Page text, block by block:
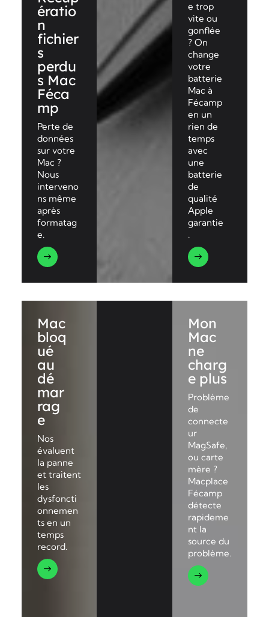
ératio
n
fichier
s
perdu
s Mac
Féca
mp
Perte de
données
sur votre
Mac ?
Nous
interveno
ns même
après
formatag
e.
e trop
vite ou
gonflée
? On
change
votre
batterie
Mac à
Fécamp
en un
rien de
temps
avec
une
batterie
de
qualité
Apple
garantie
.
Mac
bloq
ué
au
dé
mar
rag
e
Nos
évaluent
la panne
et traitent
les
dysfoncti
onnemen
ts en un
temps
record.
Mon
Mac
ne
charg
e plus
Problème
de
connecte
ur
MagSafe,
ou carte
mère ?
Macplace
Fécamp
détecte
rapideme
nt la
source du
problème.